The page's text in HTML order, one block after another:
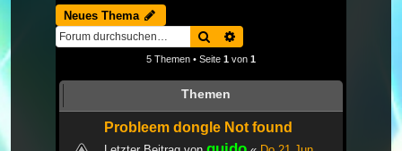
Neues Thema
Suche
5 Themen • Seite 1 von 1
Themen
Probleem dongle Not found